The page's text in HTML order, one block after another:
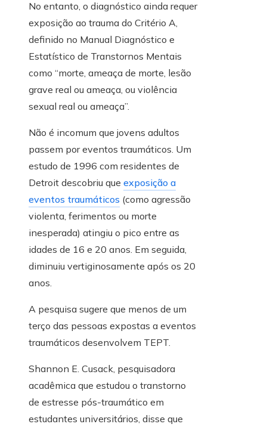
No entanto, o diagnóstico ainda requer
exposição ao trauma do Critério A,
definido no Manual Diagnóstico e
Estatístico de Transtornos Mentais
como “morte, ameaça de morte, lesão
grave real ou ameaça, ou violência
sexual real ou ameaça”.
Não é incomum que jovens adultos
passem por eventos traumáticos. Um
estudo de 1996 com residentes de
Detroit descobriu que exposição a
eventos traumáticos (como agressão
violenta, ferimentos ou morte
inesperada) atingiu o pico entre as
idades de 16 e 20 anos. Em seguida,
diminuiu vertiginosamente após os 20
anos.
A pesquisa sugere que menos de um
terço das pessoas expostas a eventos
traumáticos desenvolvem TEPT.
Shannon E. Cusack, pesquisadora
acadêmica que estudou o transtorno
de estresse pós-traumático em
estudantes universitários, disse que